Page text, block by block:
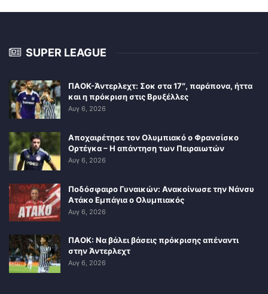
SUPER LEAGUE
ΠΑΟΚ-Άντερλεχτ: Σοκ στα 17″, παράπονα, ήττα
και η πρόκριση στις Βρυξέλλες
Αυγ 6, 2026
Αποχαιρέτησε τον Ολυμπιακό ο Φρανσίσκο
Ορτέγκα – Η απάντηση των Πειραιωτών
Αυγ 6, 2026
Ποδόσφαιρο Γυναικών: Ανακοίνωσε την Νάνσυ
Ατάκο Εμπάγια ο Ολυμπιακός
Αυγ 6, 2026
ΠΑΟΚ: Να βάλει βάσεις πρόκρισης απέναντι
στην Άντερλεχτ
Αυγ 6, 2026